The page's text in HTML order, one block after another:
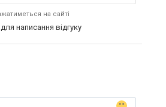
на сайті
для написання відгуку